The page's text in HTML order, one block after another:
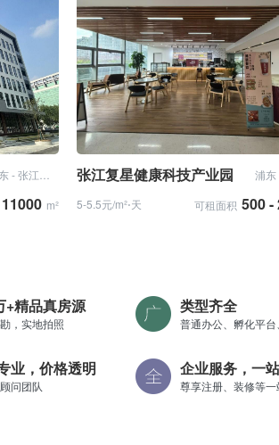
m²
张江复星健康科技产业园
5-5.5元/m²⋅天
可租面积 500 -
+精品真房源
，实地拍照
类型齐全
普通办公、孵化平台
业，价格透明
问团队
企业服务，一
尊享注册、装修等一